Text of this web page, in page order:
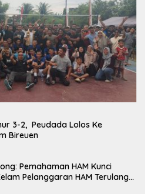
3-2, Peudada Lolos Ke
Bireuen
Pemahaman HAM Kunci
Pelanggaran HAM Terulang